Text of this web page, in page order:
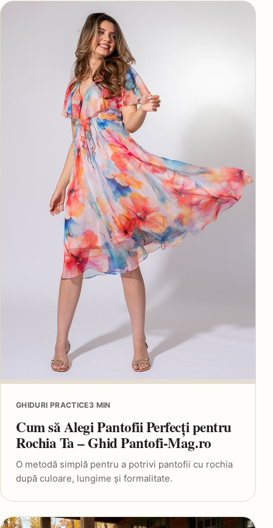
GHIDURI PRACTICE3 MIN
Cum să Alegi Pantofii Perfecți pentru
Rochia Ta – Ghid Pantofi-Mag.ro
O metodă simplă pentru a potrivi pantofii cu rochia
după culoare, lungime și formalitate.